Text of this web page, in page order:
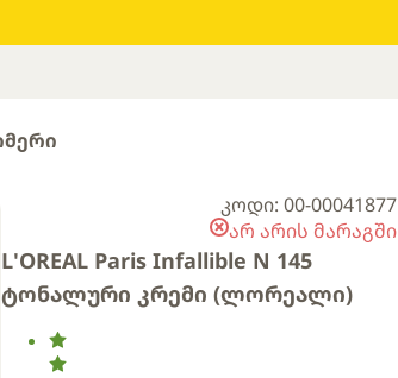
კოდი: 00-00041877
არ არის მარაგში
L'OREAL Paris Infallible N 145
ტონალური კრემი (ლორეალი)